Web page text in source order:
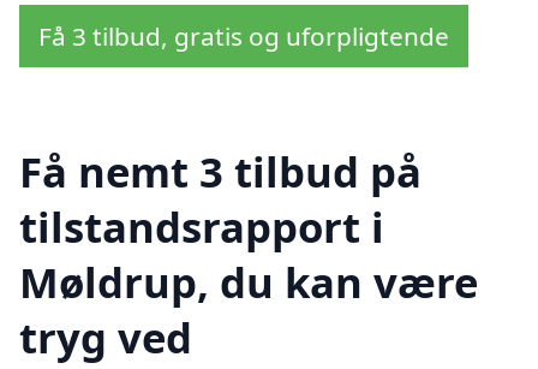
Få 3 tilbud, gratis og uforpligtende
Få nemt 3 tilbud på
tilstandsrapport i
Møldrup, du kan være
tryg ved